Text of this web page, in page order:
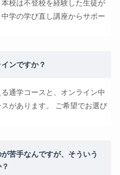
校は不登校を経験した生徒が
学の学び直し講座からサポー
ンですか？
通学コースと、オンライン中
があります。 ご希望でお選び
苦手なんですが、そういう